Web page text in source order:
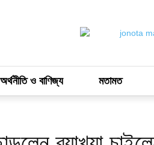
অর্থনীতি ও বাণিজ্য মতামত